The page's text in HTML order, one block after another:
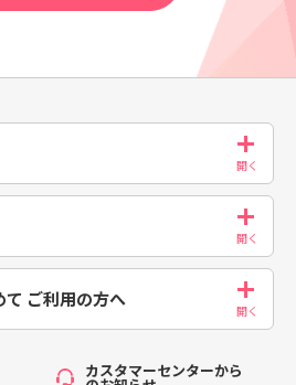
て ご利用の方へ
カスタマーセンターから